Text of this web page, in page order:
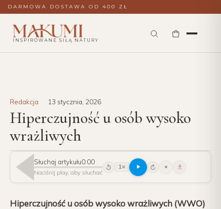
DARMOWA DOSTAWA OD 400 ZŁ
INSPIROWANE SIŁĄ NATURY
Redakcja 13 stycznia, 2026
Hiperczujność u osób wysoko
wrażliwych
Słuchaj artykułu0:00
Naciśnij play, aby słuchać
15 1× 15
Hiperczujność u osób wysoko wrażliwych (WWO)